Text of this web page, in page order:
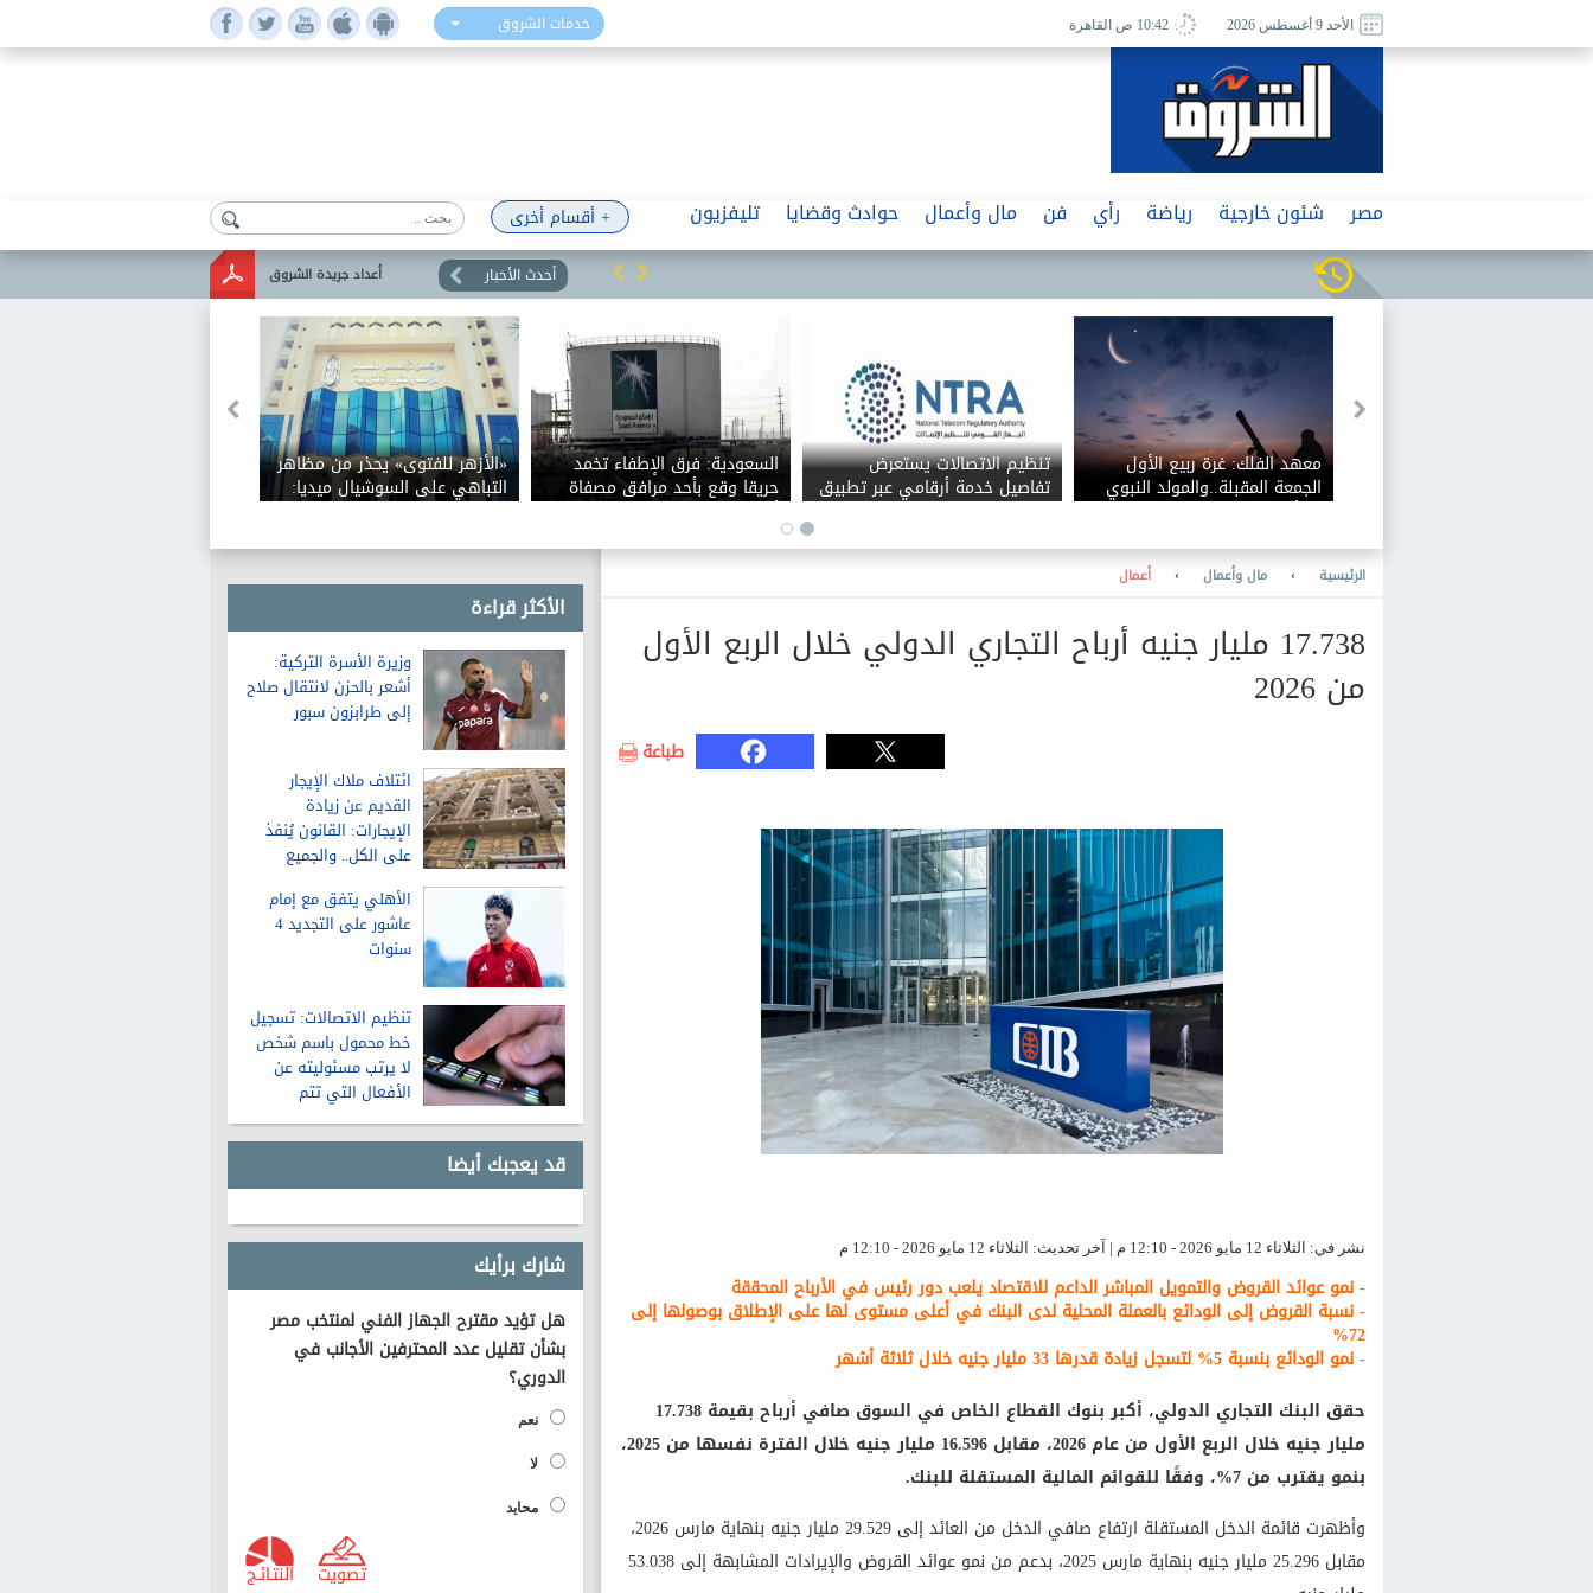
خدمات الشروق الأحد 9 أغسطس 2026 10:42 ص القاهرة
+ أقسام أخرى مصر شئون خارجية رياضة رأي فن مال وأعمال حوادث وقضايا تليفزيون
أعداد جريدة الشروق أحدث الأخبار
معهد الفلك: غرة ربيع الأول
الجمعة المقبلة..والمولد النبوي
25 أغسطس
تنظيم الاتصالات يستعرض
تفاصيل خدمة أرقامي عبر تطبيق
My NTRA
السعودية: فرق الإطفاء تخمد
حريقا وقع بأحد مرافق مصفاة
أرامكو بجازان
«الأزهر للفتوى» يحذر من مظاهر
التباهي على السوشيال ميديا:
ترجمة النعم بمساعدة الآخرين لا
الأكثر قراءة
وزيرة الأسرة التركية:
أشعر بالحزن لانتقال صلاح
إلى طرابزون سبور
ائتلاف ملاك الإيجار
القديم عن زيادة
الإيجارات: القانون يُنفذ
على الكل.. والجميع
الأهلي يتفق مع إمام
عاشور على التجديد 4
سنوات
تنظيم الاتصالات: تسجيل
خط محمول باسم شخص
لا يرتب مسئوليته عن
الأفعال التي تتم
باستخدامه
قد يعجبك أيضا
شارك برأيك
هل تؤيد مقترح الجهاز الفني لمنتخب مصر
بشأن تقليل عدد المحترفين الأجانب في
الدوري؟
نعم
لا
محايد
النتـائـج تصويت
الرئيسية › مال وأعمال › أعمال
17.738 مليار جنيه أرباح التجاري الدولي خلال الربع الأول
من 2026
طباعة
نشر في: الثلاثاء 12 مايو 2026 - 12:10 م | آخر تحديث: الثلاثاء 12 مايو 2026 - 12:10 م
- نمو عوائد القروض والتمويل المباشر الداعم للاقتصاد يلعب دور رئيس في الأرباح المحققة
- نسبة القروض إلى الودائع بالعملة المحلية لدى البنك في أعلى مستوى لها على الإطلاق بوصولها إلى
72%
- نمو الودائع بنسبة 5% لتسجل زيادة قدرها 33 مليار جنيه خلال ثلاثة أشهر
حقق البنك التجاري الدولي، أكبر بنوك القطاع الخاص في السوق صافي أرباح بقيمة 17.738
مليار جنيه خلال الربع الأول من عام 2026، مقابل 16.596 مليار جنيه خلال الفترة نفسها من 2025،
بنمو يقترب من 7%، وفقًا للقوائم المالية المستقلة للبنك.
وأظهرت قائمة الدخل المستقلة ارتفاع صافي الدخل من العائد إلى 29.529 مليار جنيه بنهاية مارس 2026،
مقابل 25.296 مليار جنيه بنهاية مارس 2025، بدعم من نمو عوائد القروض والإيرادات المشابهة إلى 53.038